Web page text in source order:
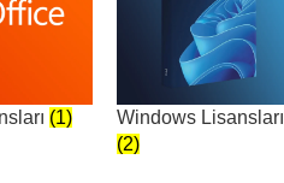
(1)
Windows Lisansları
(2)